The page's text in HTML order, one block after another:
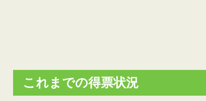
これまでの得票状況